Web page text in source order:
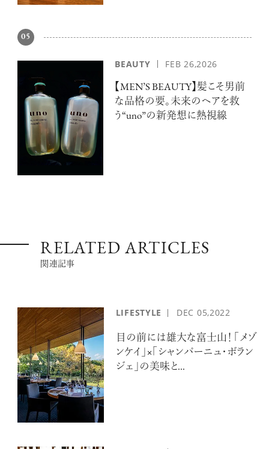
05
BEAUTY FEB 26,2026
【MEN’S BEAUTY】髪こそ男前
な品格の要。未来のヘアを救
う“uno”の新発想に熱視線
RELATED ARTICLES
関連記事
LIFESTYLE DEC 05,2022
目の前には雄大な富士山！ 「メゾ
ンケイ」×「シャンパーニュ・ボラン
ジェ」の美味と...